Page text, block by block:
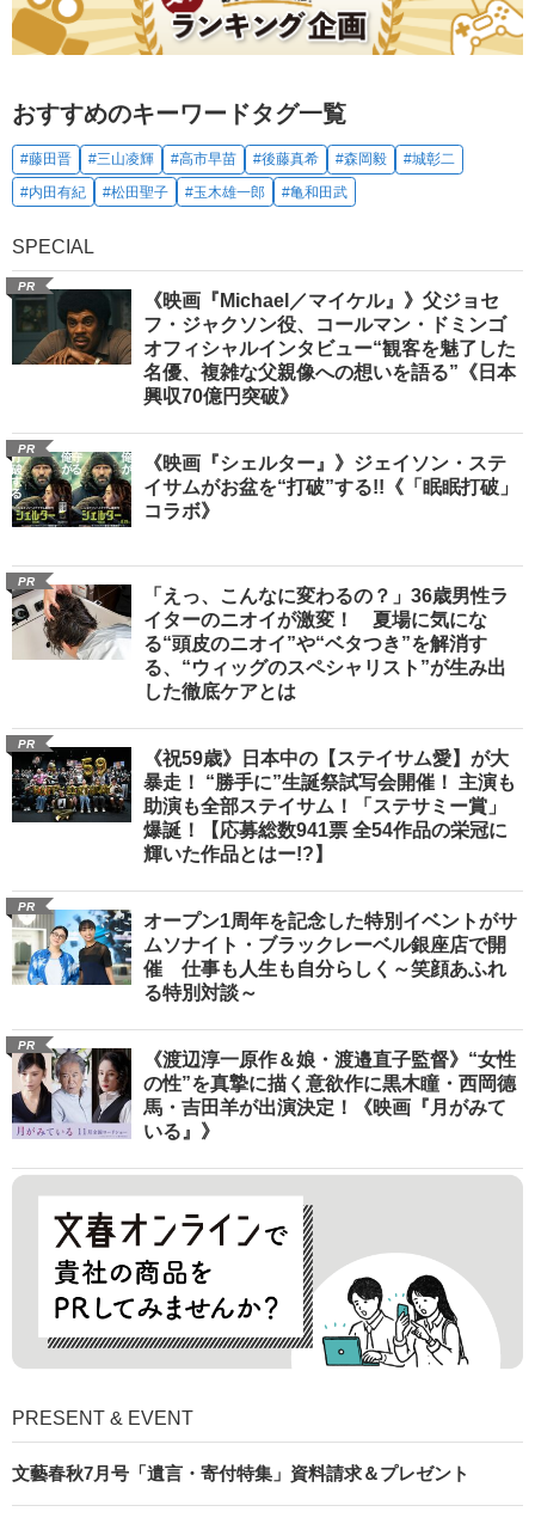
おすすめのキーワードタグ一覧
#藤田晋 #三山凌輝 #高市早苗 #後藤真希 #森岡毅
#城彰二
#内田有紀
#松田聖子 #玉木雄一郎 #亀和田武
SPECIAL
PR
《映画『Michael／マイケル』》父ジョセ
フ・ジャクソン役、コールマン・ドミンゴ
オフィシャルインタビュー“観客を魅了した
名優、複雑な父親像への想いを語る”《日本
興収70億円突破》
PR
《映画『シェルター』》ジェイソン・ステ
イサムがお盆を“打破”する!!《「眠眠打破」
コラボ》
PR
「えっ、こんなに変わるの？」36歳男性ラ
イターのニオイが激変！ 夏場に気にな
る“頭皮のニオイ”や“ベタつき”を解消す
る、“ウィッグのスペシャリスト”が生み出
した徹底ケアとは
PR
《祝59歳》日本中の【ステイサム愛】が大
暴走！ “勝手に”生誕祭試写会開催！ 主演も
助演も全部ステイサム！「ステサミー賞」
爆誕！【応募総数941票 全54作品の栄冠に
輝いた作品とはー!?】
PR
オープン1周年を記念した特別イベントがサ
ムソナイト・ブラックレーベル銀座店で開
催 仕事も人生も自分らしく～笑顔あふれ
る特別対談～
PR
《渡辺淳一原作＆娘・渡邉直子監督》“女性
の性”を真摯に描く意欲作に黒木瞳・西岡德
馬・吉田羊が出演決定！《映画『月がみて
いる』》
PRESENT & EVENT
文藝春秋7月号「遺言・寄付特集」資料請求＆プレゼント